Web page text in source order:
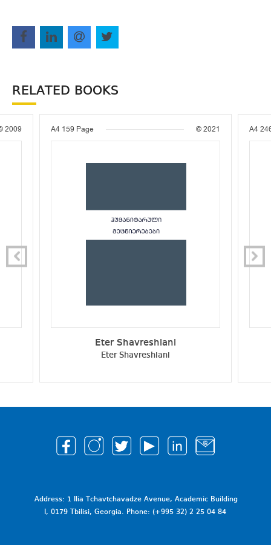
RELATED BOOKS
2009 A4 159 Page © 2021
Eter Shavreshiani
Eter Shavreshiani
A4
Address: 1 Ilia Tchavtchavadze Avenue, Academic Building
I, 0179 Tbilisi, Georgia. Phone: (+995 32) 2 25 04 84